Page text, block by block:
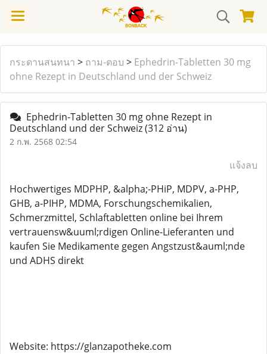
กระดานสนทนา > ถาม-ตอบ > Ephedrin-Tabletten 30 mg
ohne Rezept in Deutschland und der Schweiz
Ephedrin-Tabletten 30 mg ohne Rezept in
Deutschland und der Schweiz(312 อ่าน)
2 ก.พ. 2568 02:54
แจ้งลบ
Hochwertiges MDPHP, &alpha;-PHiP, MDPV, a-PHP,
GHB, a-PIHP, MDMA, Forschungschemikalien,
Schmerzmittel, Schlaftabletten online bei Ihrem
vertrauensw&uuml;rdigen Online-Lieferanten und
kaufen Sie Medikamente gegen Angstzust&auml;nde
und ADHS direkt
Website: https://glanzapotheke.com